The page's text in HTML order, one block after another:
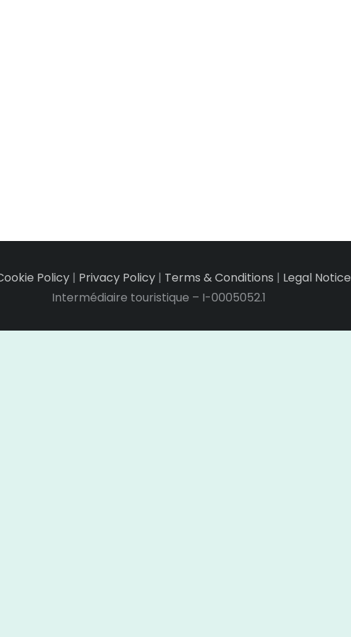
Policy| Privacy Policy| Terms & Conditions | Legal Notice
Intermédiaire touristique – I-0005052.1